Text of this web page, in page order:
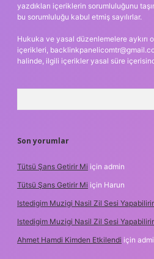
yazdıkları içeriklerin sorumluluğunu
bu sorumluluğu kabul etmiş sayılırlar.
Hukuka ve yasal düzenlemelere aykırı
içerikleri,
halinde, ilgili içerikler yasal süre
Son yorumlar
Tütsü Şans Getirir Mi için admin
Tütsü Şans Getirir Mi için Harun
Istedigim Muzigi Nasil Zil Sesi
Istedigim Muzigi Nasil Zil Sesi
Ahmet Hamdi Kimden Etkilendi için